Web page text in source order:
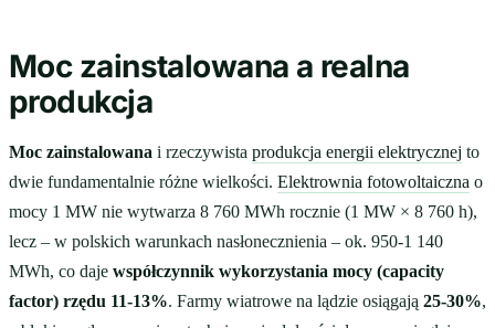
Moc zainstalowana a realna
produkcja
Moc zainstalowana i rzeczywista produkcja energii elektrycznej to
dwie fundamentalnie różne wielkości. Elektrownia fotowoltaiczna o
mocy 1 MW nie wytwarza 8 760 MWh rocznie (1 MW × 8 760 h),
lecz – w polskich warunkach nasłonecznienia – ok. 950-1 140
MWh, co daje współczynnik wykorzystania mocy (capacity
factor) rzędu 11-13%. Farmy wiatrowe na lądzie osiągają 25-30%,